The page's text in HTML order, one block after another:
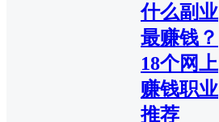
什么副业
最赚钱？
18个网上
赚钱职业
推荐